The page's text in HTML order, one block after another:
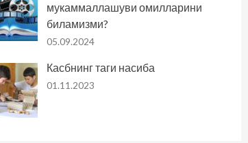
мукаммаллашуви омилларини
биламизми?
05.09.2024
Касбнинг таги насиба
01.11.2023